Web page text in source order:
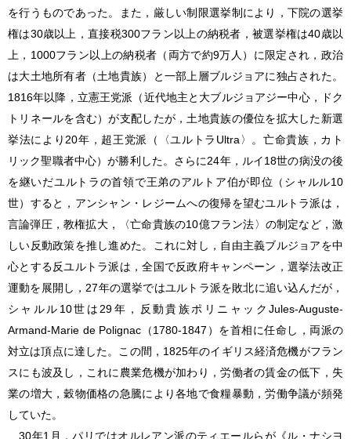
を行うものであった。また，厳しい制限選挙制により，下院の選挙
権は30歳以上，直接税300フラン以上の納税者，被選挙権は40歳以
上，1000フラン以上の納税者（両方で約9万人）に限定され，政治
は大土地所有者（土地貴族）と一部上層ブルジョアに独占された。
1816年以降，立憲王党派（近代地主と大ブルジョアジー中心，ドク
トリネールを含む）が支配したが，土地貴族の優位を拡大した新選
挙法により20年，超王党派（〈ユルトラUltra〉。亡命貴族，カト
リック聖職者中心）が勝利した。さらに24年，ルイ18世の病没の後
を継いだユルトラの首領で王弟のアルトア伯が即位（シャルル10
世）すると，アンシャン・レジームへの復帰を望むユルトラ派は，
言論弾圧，教権拡大，〈亡命貴族の10億フラン法〉の制定など，激
しい反動政策を推し進めた。これに対し，自由主義ブルジョアを中
心とする反ユルトラ派は，全国で反政府キャンペーン，選挙法改正
運動を展開し，27年の選挙ではユルトラ派を敗北に追い込んだが，
シャルル10世は29年，反動貴族ポリニャックJules-Auguste-
Armand-Marie de Polignac（1780-1847）を首相に任命し，両派の
対立は頂点に達した。この間，1825年のイギリス経済危機がフラン
スにも波及し，これに農業危機が加わり，労働者の賃金の低下，失
業の増大，穀物価格の急騰により各地で食糧暴動，労働争議が頻発
していた。
30年1月，パリではオルレアン派のティエールらが《ル・ナシヨ